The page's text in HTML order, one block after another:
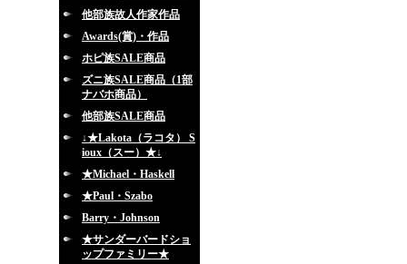
他部族故人作家作品
Awards(賞)・作品
ホピ族SALE商品
ズニ族SALE商品（1部
ナバホ商品）
他部族SALE商品
↓★Lakota（ラコタ） S
ioux（スー）★↓
★Michael・Haskell
★Paul・Szabo
Barry・Johnson
★サンダーバードショ
ップファミリー★